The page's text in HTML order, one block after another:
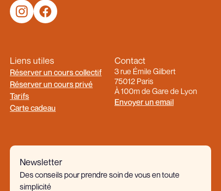
Liens utiles
Réserver un cours collectif
Réserver un cours privé
Tarifs
Carte cadeau
Contact
3 rue Émile Gilbert
75012 Paris
À 100m de Gare de Lyon
Envoyer un email
Newsletter
Des conseils pour prendre soin de vous en toute
simplicité